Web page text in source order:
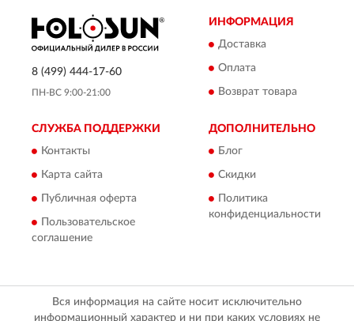
8 (499) 444-17-60
ПН-ВС 9:00-21:00
ИНФОРМАЦИЯ
Доставка
Оплата
Возврат товара
СЛУЖБА ПОДДЕРЖКИ
Контакты
Карта сайта
Публичная оферта
Пользовательское
соглашение
ДОПОЛНИТЕЛЬНО
Блог
Скидки
Политика
конфиденциальности
Вся информация на сайте носит исключительно
информационный характер и ни при каких условиях не